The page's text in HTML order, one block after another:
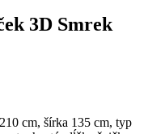
3D Smrek
cm, šírka 135 cm, typ